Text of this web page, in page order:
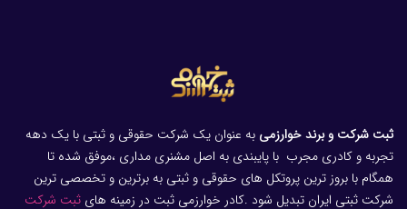
ثبت شرکت و برند خوارزمی به عنوان یک شرکت حقوقی و ثبتی با یک دهه
تجربه و کادری مجرب با پایبندی به اصل مشنری مداری ،موفق شده تا
همگام با بروز ترین پروتکل های حقوقی و ثبتی به برترین و تخصصی ترین
شرکت ثبتی ایران تبدیل شود .کادر خوارزمی ثبت در زمینه های ثبت شرکت